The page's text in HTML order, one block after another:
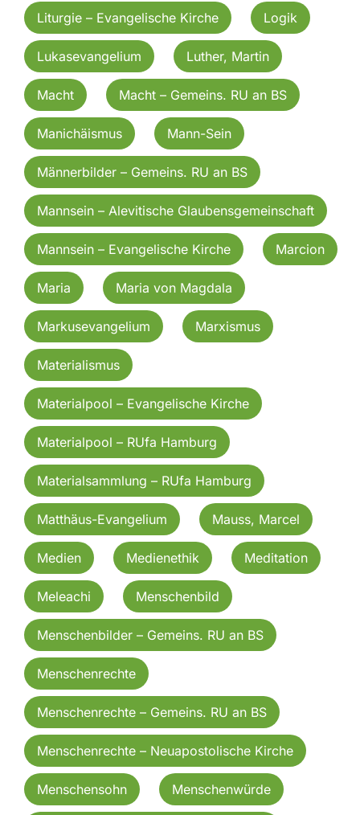
Liturgie – Evangelische Kirche Logik
Lukasevangelium Luther, Martin
Macht Macht – Gemeins. RU an BS
Manichäismus Mann-Sein
Männerbilder – Gemeins. RU an BS
Mannsein – Alevitische Glaubensgemeinschaft
Mannsein – Evangelische Kirche Marcion
Maria Maria von Magdala
Markusevangelium Marxismus
Materialismus
Materialpool – Evangelische Kirche
Materialpool – RUfa Hamburg
Materialsammlung – RUfa Hamburg
Matthäus-Evangelium Mauss, Marcel
Medien Medienethik Meditation
Meleachi Menschenbild
Menschenbilder – Gemeins. RU an BS
Menschenrechte
Menschenrechte – Gemeins. RU an BS
Menschenrechte – Neuapostolische Kirche
Menschensohn Menschenwürde